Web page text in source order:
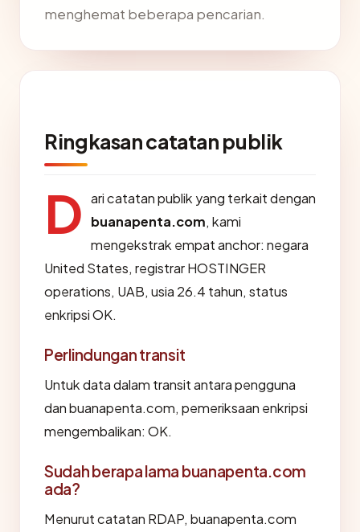
menghemat beberapa pencarian.
Ringkasan catatan publik
D ari catatan publik yang terkait dengan
buanapenta.com, kami
mengekstrak empat anchor: negara
United States, registrar HOSTINGER
operations, UAB, usia 26.4 tahun, status
enkripsi OK.
Perlindungan transit
Untuk data dalam transit antara pengguna
dan buanapenta.com, pemeriksaan enkripsi
mengembalikan: OK.
Sudah berapa lama buanapenta.com
ada?
Menurut catatan RDAP, buanapenta.com